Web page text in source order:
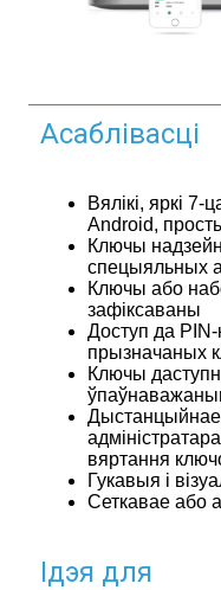
Асаблівасці
Вялікі, яркі
Android,
Ключы
спецыяльных
Ключы або
зафіксаваны
Доступ да
прызначаных
Ключы
вяртання
Гукавыя і
Сеткавае або
Ідэя для